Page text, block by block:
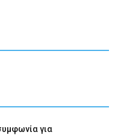
για